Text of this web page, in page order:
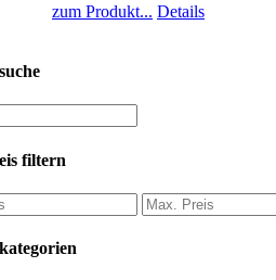
zum Produkt... Details
filtern